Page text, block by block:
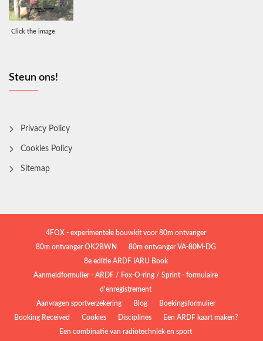
Click the image
Steun ons!
Privacy Policy
Cookies Policy
Sitemap
4FOX - experimentele bouwkit voor 80m ontvanger
80m ontvanger OK2BWN
80m ontvanger VA-80M-DG
8e editie ARDF IARU Book
Aanmeldformulier - ARDF / Fox-O-ring / Sprint - formulaire
d'enregistrement
Aanvragen sportverzekering
Blog
Boekingsformulier
Booking Received
Cookies Disciplines
Een ARDF kaart maken?
Een combinatie van radiotechniek en sport